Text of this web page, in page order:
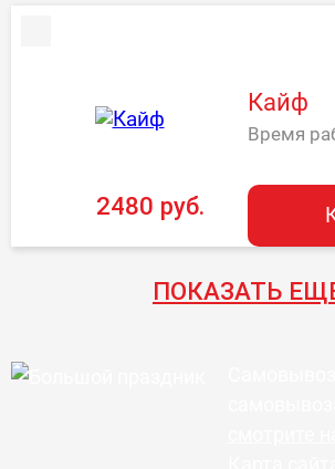
Кайф
Время
2480 руб.
ПОКАЗАТЬ